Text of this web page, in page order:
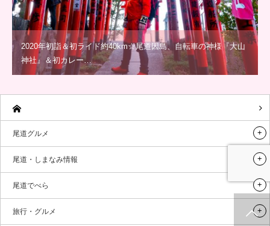
2020年初詣＆初ライド約40km☆尾道因島、自転車の神様『大山
神社』＆初カレー…
尾道グルメ
尾道・しまなみ情報
尾道でべら
旅行・グルメ
ホーム お問合せ